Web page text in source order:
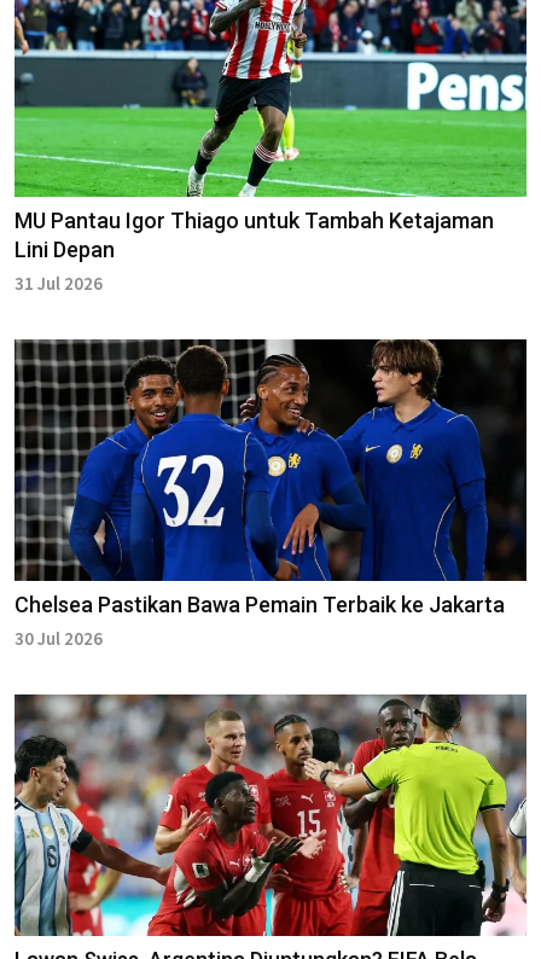
MU Pantau Igor Thiago untuk Tambah Ketajaman
Lini Depan
31 Jul 2026
Chelsea Pastikan Bawa Pemain Terbaik ke Jakarta
30 Jul 2026